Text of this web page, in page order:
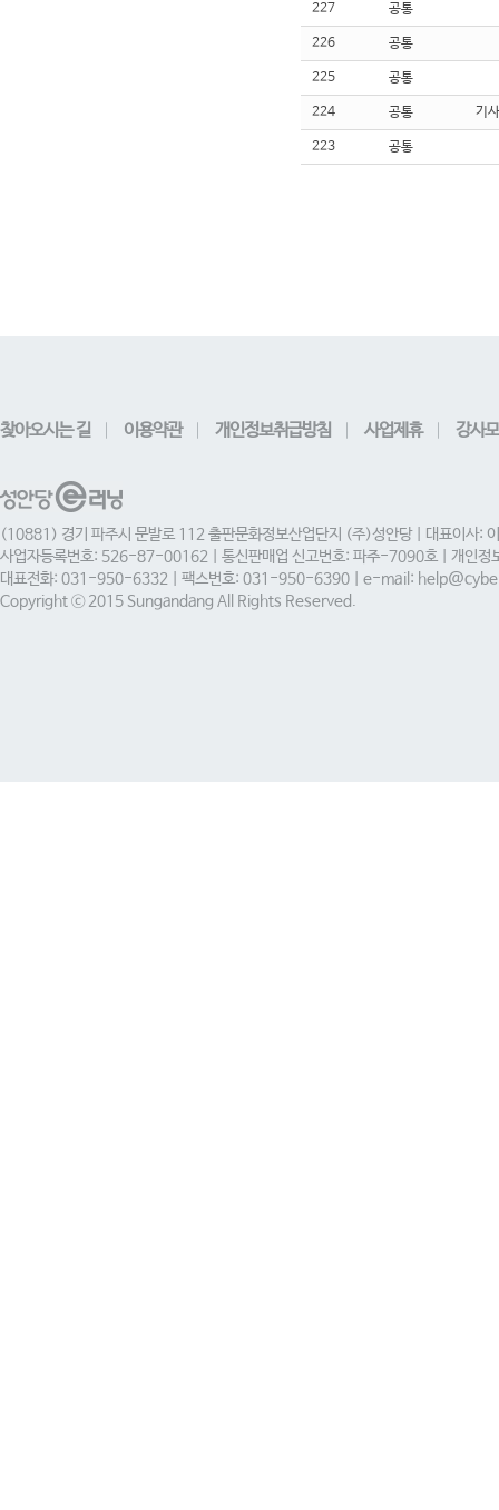
227 공통
226 공통
225 공통
224 공통 기
223 공통
찾아오시는 길 이용약관 개인정보취급방침 사업제휴 강사
(10881) 경기 파주시 문발로 112 출판문화정보산업단지 (주)성안당 | 대표이사:
사업자등록번호: 526-87-00162 | 통신판매업 신고번호: 파주-7090호 | 개인정
대표전화: 031-950-6332 | 팩스번호: 031-950-6390 | e-mail:
Copyright ⓒ 2015 Sungandang All Rights Reserved.